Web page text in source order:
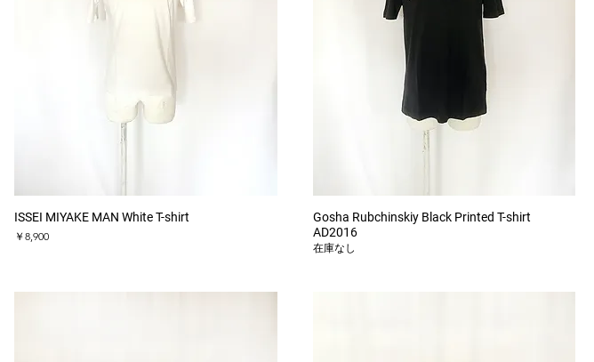
クイックビュー
ISSEI MIYAKE MAN White T-shirt
価格
￥8,900
クイックビュー
Gosha Rubchinskiy Black Printed T-shirt
AD2016
在庫なし